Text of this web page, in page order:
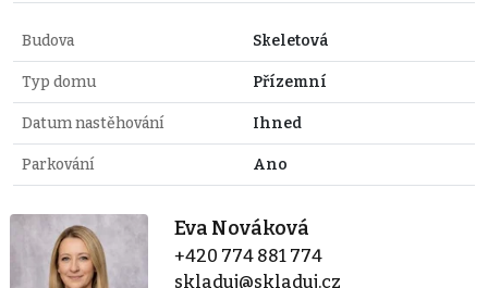
Budova Skeletová
Typ domu Přízemní
Datum nastěhování Ihned
Parkování Ano
Eva Nováková
+420 774 881 774
skladuj@skladuj.cz